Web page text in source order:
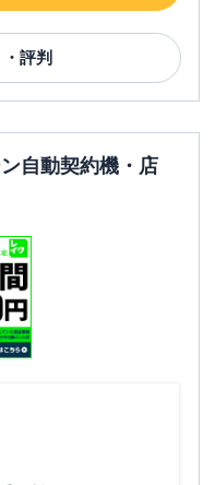
評判
自動契約機・店